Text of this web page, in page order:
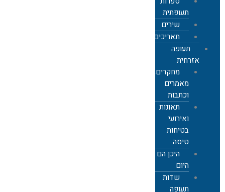
תעופתית
שירים
תאריכים
תעופה
אזרחית
מחקרים,
מאמרים
וכתבות
תאונות
ואירועי
בטיחות
טיסה
היכן הם
היום
שדות
תעופה